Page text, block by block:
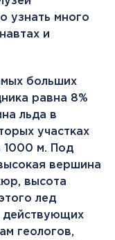
узнать много
и
больших
равна 8%
льда в
участках
1000 м. Под
вершина
высота
лед
действующих
геологов,